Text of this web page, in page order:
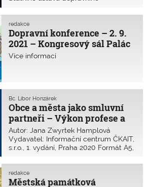
oddělení, kde začal svou profesionální
dráhu. V roce 1958 se z rodinných
důvodů přestěhoval do Karlových
Var�
Dopravní konference – 2. 9.
2021 – Kongresový sál Palác
Pardubice
redakce
Více informací
Obce a města jako smluvní
partneři – Výkon profese a
členství v zastupitelstvu
Bc. Libor Honzárek
Autor: Jana Zwyrtek Hamplová
Vydavatel: Informační centrum ČKAIT,
s.r.o., 1. vydání, Praha 2020 Formát A5,
Publikace obsahuje základní
informace o fungování samosprávy v
obcích a městech. Je určena všem,
Městská památková
redakce